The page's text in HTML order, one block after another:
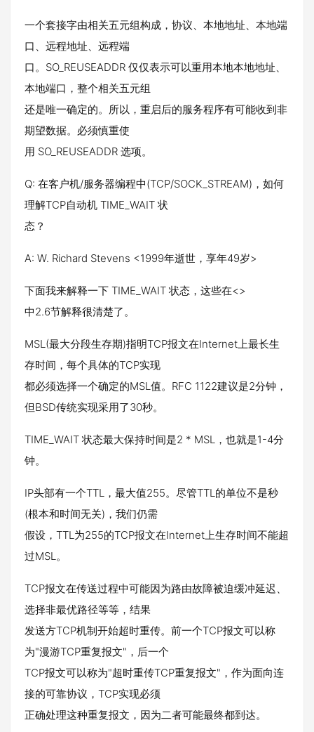
一个套接字由相关五元组构成，协议、本地地址、本地端
口、远程地址、远程端
口。SO_REUSEADDR 仅仅表示可以重用本地本地地址、
本地端口，整个相关五元组
还是唯一确定的。所以，重启后的服务程序有可能收到非
期望数据。必须慎重使
用 SO_REUSEADDR 选项。
Q: 在客户机/服务器编程中(TCP/SOCK_STREAM)，如何
理解TCP自动机 TIME_WAIT 状
态？
A: W. Richard Stevens <1999年逝世，享年49岁>
下面我来解释一下 TIME_WAIT 状态，这些在<>
中2.6节解释很清楚了。
MSL(最大分段生存期)指明TCP报文在Internet上最长生
存时间，每个具体的TCP实现
都必须选择一个确定的MSL值。RFC 1122建议是2分钟，
但BSD传统实现采用了30秒。
TIME_WAIT 状态最大保持时间是2 * MSL，也就是1-4分
钟。
IP头部有一个TTL，最大值255。尽管TTL的单位不是秒
(根本和时间无关)，我们仍需
假设，TTL为255的TCP报文在Internet上生存时间不能超
过MSL。
TCP报文在传送过程中可能因为路由故障被迫缓冲延迟、
选择非最优路径等等，结果
发送方TCP机制开始超时重传。前一个TCP报文可以称
为"漫游TCP重复报文"，后一个
TCP报文可以称为"超时重传TCP重复报文"，作为面向连
接的可靠协议，TCP实现必须
正确处理这种重复报文，因为二者可能最终都到达。